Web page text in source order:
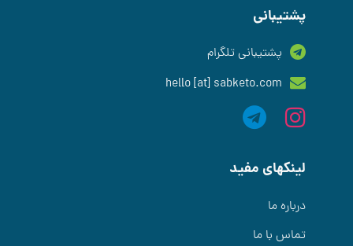
پشتیبانی
پشتیبانی تلگرام
hello [at] sabketo.com
لینکهای مفید
درباره ما
تماس با ما